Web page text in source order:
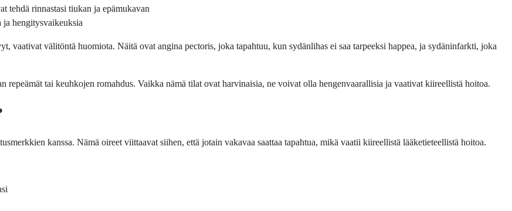
tehdä rinnas­tasi tiukan ja epämukavan
ja hengitysvaikeuksia
vaativat välitöntä huomiota. Näitä ovat angina pectoris, joka tapahtuu, kun sydän­lihas ei saa tarpeeksi happea, ja sydän­infarkti, joka
repeämät tai keuhkojen romahdus. Vaikka nämä tilat ovat harvinaisia, ne voivat olla hengenvaarallisia ja vaativat kiireellistä hoitoa.
kanssa. Nämä oireet viittaavat siihen, että jotain vakavaa saattaa tapahtua, mikä vaatii kiireellistä lääketieteellistä hoitoa.